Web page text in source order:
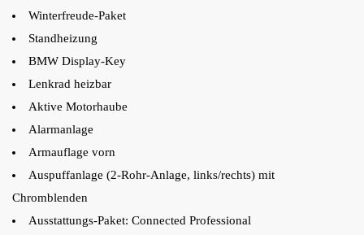
Winterfreude-Paket
Standheizung
BMW Display-Key
Lenkrad heizbar
Aktive Motorhaube
Alarmanlage
Armauflage vorn
Auspuffanlage (2-Rohr-Anlage, links/rechts) mit
Chromblenden
Ausstattungs-Paket: Connected Professional